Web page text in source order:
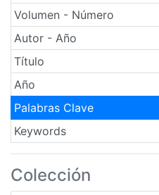
Volumen - Número
Autor - Año
Título
Año
Palabras Clave
Keywords
Colección